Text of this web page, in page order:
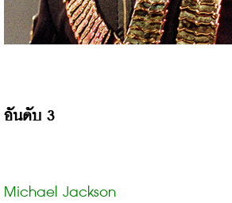
อันดับ 3
Michael Jackson